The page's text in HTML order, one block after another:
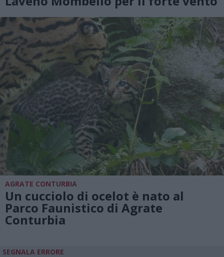
AGRATE CONTURBIA
Un cucciolo di ocelot è nato al
Parco Faunistico di Agrate
Conturbia
SEGNALA ERRORE